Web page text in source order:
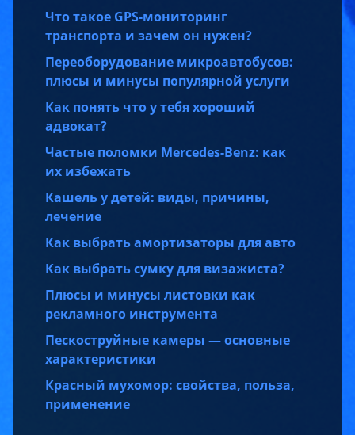
Что такое GPS-мониторинг
транспорта и зачем он нужен?
Переоборудование микроавтобусов:
плюсы и минусы популярной услуги
Как понять что у тебя хороший
адвокат?
Частые поломки Mercedes-Benz: как
их избежать
Кашель у детей: виды, причины,
лечение
Как выбрать амортизаторы для авто
Как выбрать сумку для визажиста?
Плюсы и минусы листовки как
рекламного инструмента
Пескоструйные камеры — основные
характеристики
Красный мухомор: свойства, польза,
применение